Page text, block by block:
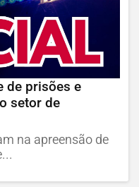
de prisões e
setor de
na apreensão de